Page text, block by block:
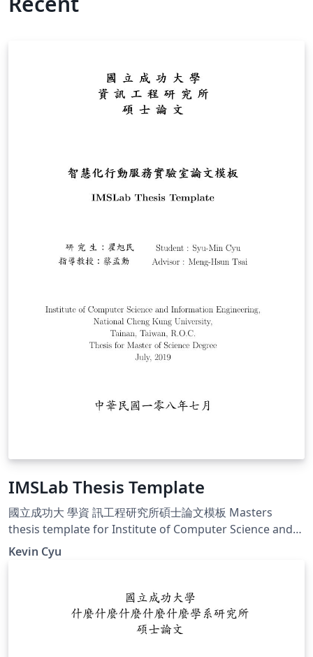
IMSLab Thesis Template
國立成功大 學資 訊工程研究所碩士論文模板 Masters
thesis template for Institute of Computer Science and
Information Engineering, National Cheng Kung
University https://github.com/kevinbird61
Kevin Cyu